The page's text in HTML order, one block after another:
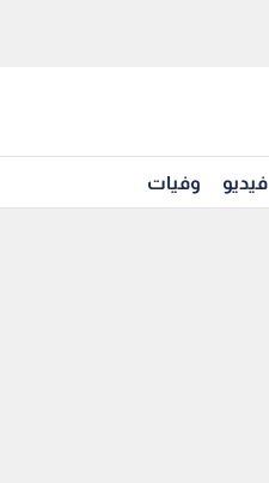
فيديو وفيات